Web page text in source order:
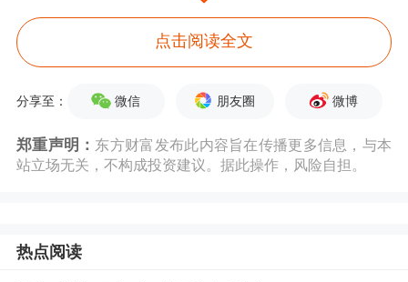
期货日报记者注意到，此前国内鸡蛋现
货价格在5月至6月上旬走出了一轮罕见
的反季节上涨行情，多个产区的价格突
破5元/斤，创近五年同期新高。市场人
士表示，端午节假期后备货“退潮”及供
因素。
点击阅读全文
分享至： 微信 朋友圈 微博
郑重声明： 东方财富发布此内容旨在传播更多信息，与本
站立场无关，不构成投资建议。据此操作，风险自担。
热点阅读